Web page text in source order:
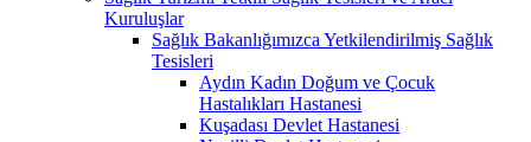
Kuruluşlar
Sağlık Bakanlığımızca Yetkilendirilmiş Sağlık
Tesisleri
Aydın Kadın Doğum ve Çocuk
Hastalıkları Hastanesi
Kuşadası Devlet Hastanesi